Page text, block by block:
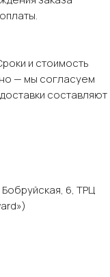
и стоимость
— мы согласуем
составляют
6, ТРЦ